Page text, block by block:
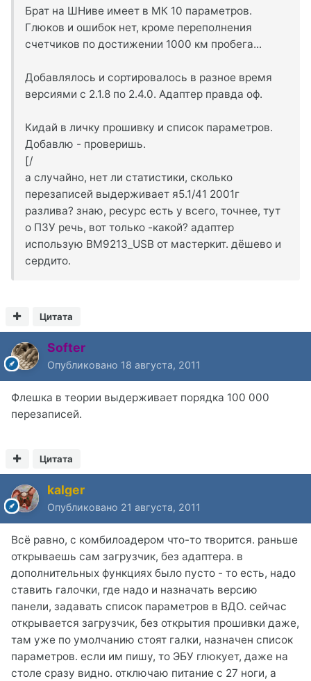
Брат на ШНиве имеет в МК 10 параметров.
Глюков и ошибок нет, кроме переполнения
счетчиков по достижении 1000 км пробега...
Добавлялось и сортировалось в разное время
версиями с 2.1.8 по 2.4.0. Адаптер правда оф.
Кидай в личку прошивку и список параметров.
Добавлю - проверишь.
[/
а случайно, нет ли статистики, сколько
перезаписей выдерживает я5.1/41 2001г
разлива? знаю, ресурс есть у всего, точнее, тут
о ПЗУ речь, вот только -какой? адаптер
использую ВМ9213_USB от мастеркит. дёшево и
сердито.
Цитата
Softer
Опубликовано 18 августа, 2011
Флешка в теории выдерживает порядка 100 000
перезаписей.
Цитата
kalger
Опубликовано 21 августа, 2011
Всё равно, с комбилоадером что-то творится. раньше
открываешь сам загрузчик, без адаптера. в
дополнительных функциях было пусто - то есть, надо
ставить галочки, где надо и назначать версию
панели, задавать список параметров в ВДО. сейчас
открывается загрузчик, без открытия прошивки даже,
там уже по умолчанию стоят галки, назначен список
параметров. если им пишу, то ЭБУ глюкует, даже на
столе сразу видно. отключаю питание с 27 ноги, а